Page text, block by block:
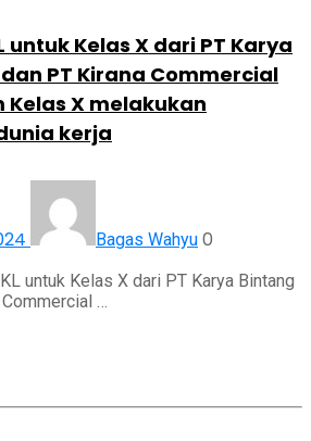
untuk Kelas X dari PT Karya
PT Kirana Commercial
Kelas X melakukan
kerja
Bagas Wahyu 0
Kelas X dari PT Karya Bintang
…